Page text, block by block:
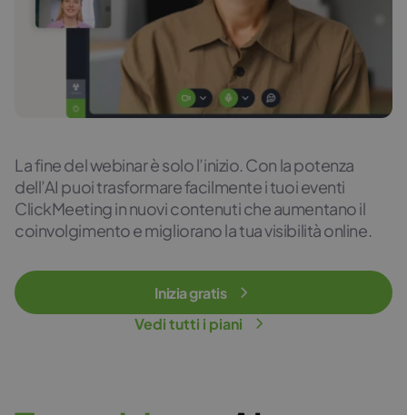
La fine del webinar è solo l’inizio. Con la potenza
dell’AI puoi trasformare facilmente i tuoi eventi
ClickMeeting in nuovi contenuti che aumentano il
coinvolgimento e migliorano la tua visibilità online.
Inizia gratis
Vedi tutti i piani